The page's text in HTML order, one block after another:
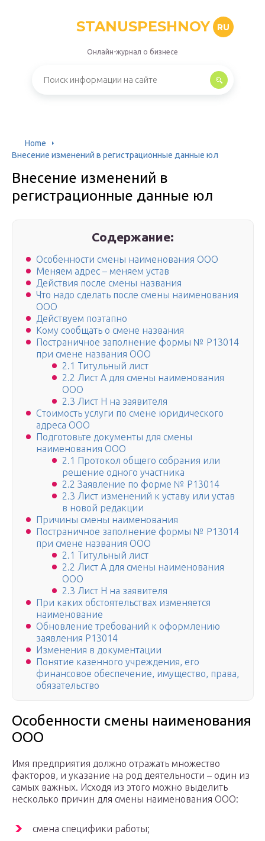
STANUSPESHNOY RU
Онлайн-журнал о бизнесе
Home
Внесение изменений в регистрационные данные юл
Внесение изменений в
регистрационные данные юл
Содержание:
Особенности смены наименования ООО
Меняем адрес – меняем устав
Действия после смены названия
Что надо сделать после смены наименования
ООО
Действуем поэтапно
Кому сообщать о смене названия
Постраничное заполнение формы № Р13014
при смене названия ООО
2.1 Титульный лист
2.2 Лист А для смены наименования
ООО
2.3 Лист Н на заявителя
Стоимость услуги по смене юридического
адреса ООО
Подготовьте документы для смены
наименования ООО
2.1 Протокол общего собрания или
решение одного участника
2.2 Заявление по форме № Р13014
2.3 Лист изменений к уставу или устав
в новой редакции
Причины смены наименования
Постраничное заполнение формы № Р13014
при смене названия ООО
2.1 Титульный лист
2.2 Лист А для смены наименования
ООО
2.3 Лист Н на заявителя
При каких обстоятельствах изменяется
наименование
Обновление требований к оформлению
заявления Р13014
Изменения в документации
Понятие казенного учреждения, его
финансовое обеспечение, имущество, права,
обязательство
Особенности смены наименования
ООО
Имя предприятия должно отражать множество
факторов, и указание на род деятельности – один из
самых важных. Исходя из этого можно выделить
несколько причин для смены наименования ООО:
смена специфики работы;